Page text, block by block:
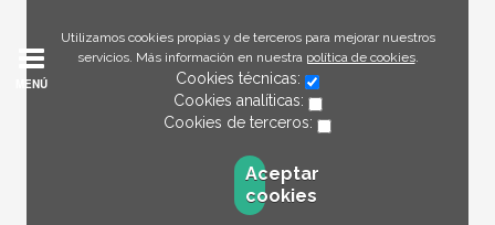
Utilizamos cookies propias y de terceros para mejorar nuestros
servicios. Más información en nuestra política de cookies.
Cookies técnicas:
Cookies analíticas:
Cookies de terceros:
Aceptar
cookies
MENÚ